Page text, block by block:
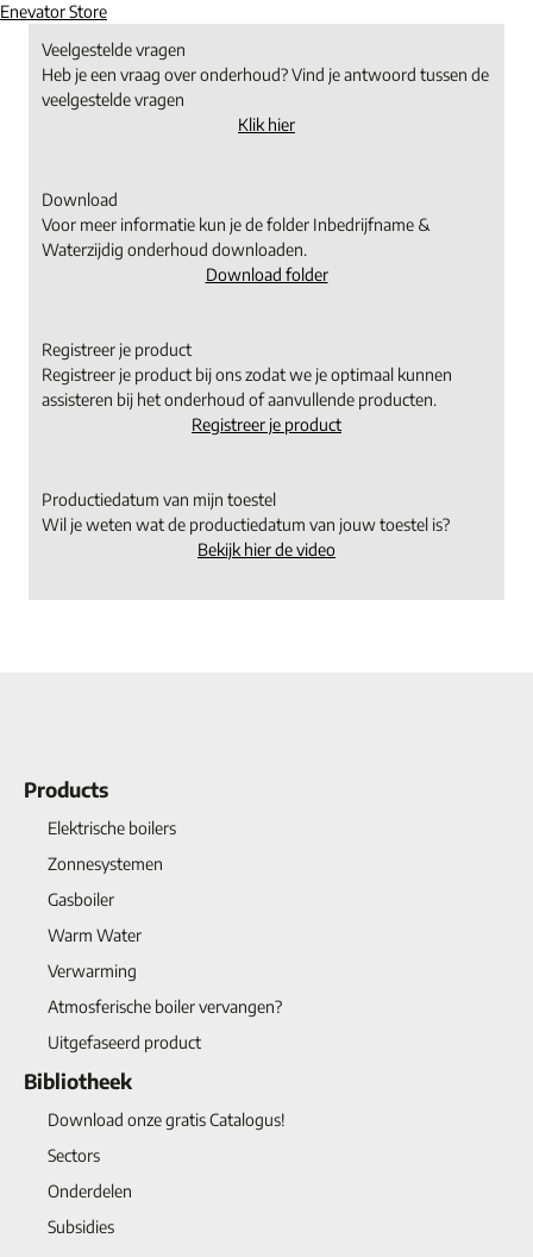
Enevator Store
Veelgestelde vragen
Heb je een vraag over onderhoud? Vind je antwoord tussen de
veelgestelde vragen
Klik hier
Download
Voor meer informatie kun je de folder Inbedrijfname &
Waterzijdig onderhoud downloaden.
Download folder
Registreer je product
Registreer je product bij ons zodat we je optimaal kunnen
assisteren bij het onderhoud of aanvullende producten.
Registreer je product
Productiedatum van mijn toestel
Wil je weten wat de productiedatum van jouw toestel is?
Bekijk hier de video
Products
Elektrische boilers
Zonnesystemen
Gasboiler
Warm Water
Verwarming
Atmosferische boiler vervangen?
Uitgefaseerd product
Bibliotheek
Download onze gratis Catalogus!
Sectors
Onderdelen
Subsidies